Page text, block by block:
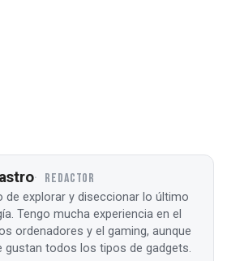
REDACTOR
de explorar y diseccionar lo último
Tengo mucha experiencia en el
ordenadores y el gaming, aunque
gustan todos los tipos de gadgets.